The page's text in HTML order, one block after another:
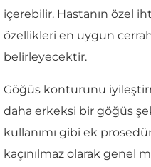
içerebilir. Hastanın özel
özellikleri en uygun
belirleyecektir.
Göğüs konturunu
daha erkeksi bir göğüs
kullanımı gibi ek
kaçınılmaz olarak genel